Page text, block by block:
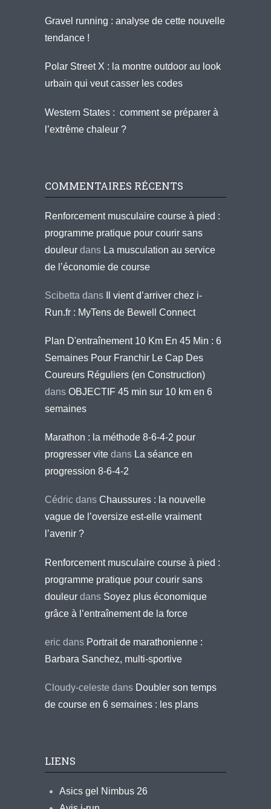
Gravel running : analyse de cette nouvelle
tendance !
Polar Street X : la montre outdoor au look
urbain qui veut casser les codes
Western States : comment se préparer à
l’extrême chaleur ?
COMMENTAIRES RÉCENTS
Renforcement musculaire course à pied :
programme pratique pour courir sans
douleur dans La musculation au service
de l’économie de course
Scibetta dans
Il vient d’arriver chez i-
Run.fr : MyTens de Bewell Connect
Plan D'entraînement 10 Km En 45 Min : 6
Semaines Pour Franchir Le Cap Des
Coureurs Réguliers (en Construction)
dans OBJECTIF 45 min sur 10 km en 6
semaines
Marathon : la méthode 8-6-4-2 pour
progresser vite dans La séance en
progression 8-6-4-2
Cédric dans Chaussures : la nouvelle
vague de l’oversize est-elle vraiment
l’avenir ?
Renforcement musculaire course à pied :
programme pratique pour courir sans
douleur dans Soyez plus économique
grâce à l’entraînement de la force
eric dans Portrait de marathonienne :
Barbara Sanchez, multi-sportive
Cloudy-celeste dans Doubler son temps
de course en 6 semaines : les plans
LIENS
Asics gel Nimbus 26